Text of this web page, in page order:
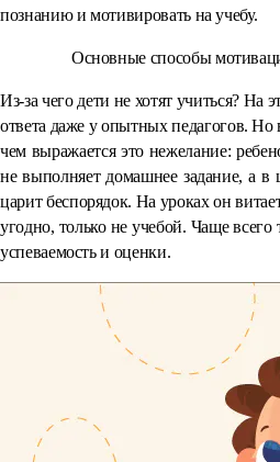
познанию и мотивировать на учебу.
Основные способы
Из-за чего дети не хотят учиться? На
ответа даже у опытных педагогов. Но
чем выражается это нежелание:
не выполняет домашнее задание, а
царит беспорядок. На уроках он
угодно, только не учебой. Чаще всего
успеваемость и оценки.